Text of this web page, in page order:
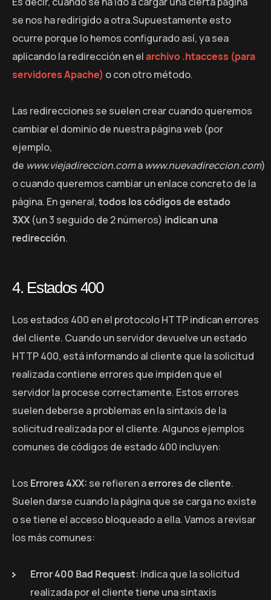
se nos ha redirigido a otra.Supuestamente esto
ocurre porque lo hemos configurado así, ya sea
aplicando la redirección en elarchivo .htaccess (para
servidores Apache) o con otro método.
Las redirecciones se suelen crear cuando queremos
cambiar el dominio de nuestra página web (por
ejemplo,
de www.viejadireccion.coma www.nuevadireccion.com)
o cuando queremos cambiar un enlace concreto de la
página. En general,todos los códigos de estado
3XX (un 3 seguido de 2 números) indican una
redirección.
4. Estados 400
Los estados 400 en el protocolo HTTP indican errores
del cliente. Cuando un servidor devuelve un estado
HTTP 400, está informando al cliente que la solicitud
realizada contiene errores que impiden que el
servidor la procese correctamente. Estos errores
suelen deberse a problemas en la sintaxis de la
solicitud realizada por el cliente. Algunos ejemplos
comunes de códigos de estado 400 incluyen:
Los Errores 4XX: se refieren aerrores de cliente.
Suelen darse cuando la página que se carga no existe
o se tiene el acceso bloqueado a ella. Vamos a revisar
los más comunes:
Error 400 Bad Request: Indica que la solicitud
realizada por el cliente tiene una sintaxis